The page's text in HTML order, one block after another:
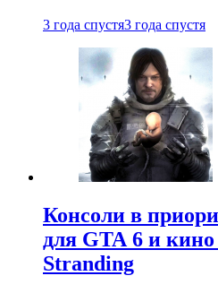
3 года спустя3 года спустя
Консоли в
для GTA 6 и
Stranding